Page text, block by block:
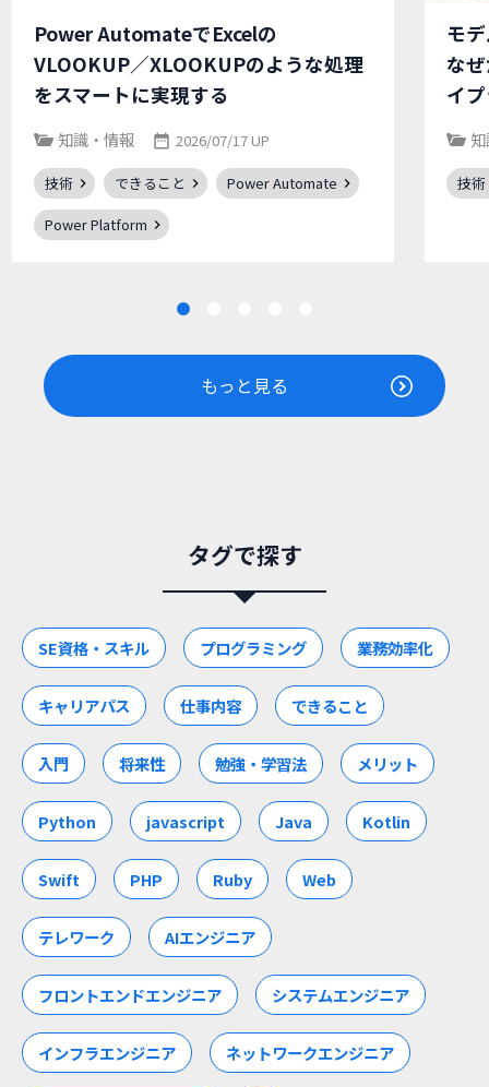
Power AutomateでExcelの
VLOOKUP／XLOOKUPのような処理
をスマートに実現する
知識・情報 2026/07/17 UP
技術 できること
Power Automate
Power Platform
モ
な
イ
技術
もっと見る
タグで探す
SE資格・スキル プログラミング 業務効率化
キャリアパス 仕事内容 できること
入門 将来性 勉強・学習法 メリット
Python javascript Java Kotlin
Swift PHP Ruby Web
テレワーク AIエンジニア
フロントエンドエンジニア システムエンジニア
インフラエンジニア ネットワークエンジニア